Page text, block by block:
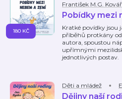
František M.G.
Pobídky mezi
Kratké povídky jsou
příběhů protkány
autora, spoustou
upřímnými
jednotlivých postav.
180 KČ
Děti a mládež
Dějiny naší